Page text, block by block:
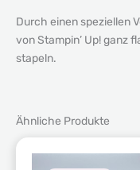
Durch einen speziellen
von Stampin’ Up! ganz
stapeln.
Ähnliche Produkte